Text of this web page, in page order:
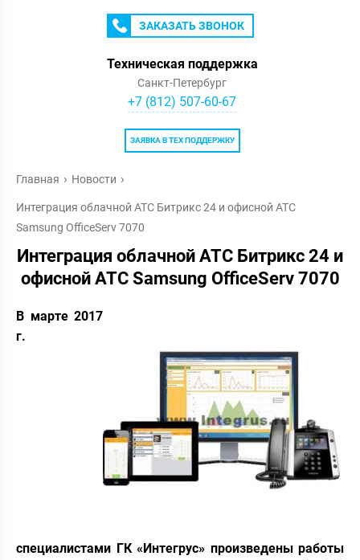
ЗАКАЗАТЬ ЗВОНОК
Техническая поддержка
Санкт-Петербург
+7 (812) 507-60-67
ЗАЯВКА В ТЕХ ПОДДЕРЖКУ
Главная Новости
Интеграция облачной АТС Битрикс 24 и офисной АТС
Samsung OfficeServ 7070
Интеграция облачной АТС Битрикс 24 и
офисной АТС Samsung OfficeServ 7070
В марте 2017
г.
специалистами ГК «Интегрус» произведены работы